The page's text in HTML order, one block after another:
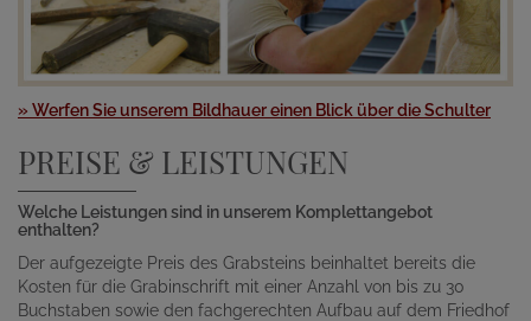
» Werfen Sie unserem Bildhauer einen Blick über die Schulter
PREISE & LEISTUNGEN
Welche Leistungen sind in unserem Komplettangebot
enthalten?
Der aufgezeigte Preis des Grabsteins beinhaltet bereits die
Kosten für die Grabinschrift mit einer Anzahl von bis zu 30
Buchstaben sowie den fachgerechten Aufbau auf dem Friedhof